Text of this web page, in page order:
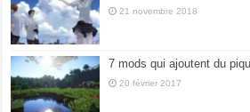
21 novembre 2018
7 mods qui ajoutent du
20 février 2017